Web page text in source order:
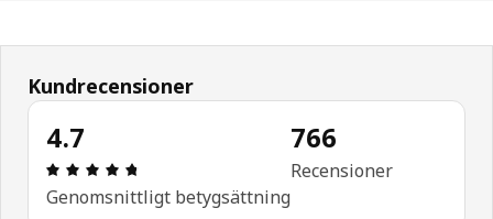
Kundrecensioner
4.7
Recension: 4.7 / 5 stjärnor. Totalt antal
Genomsnittligt betygsättning
766
Recensioner